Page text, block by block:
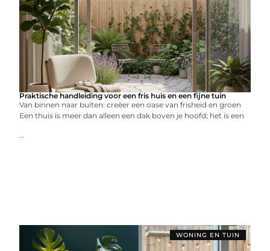
Praktische handleiding voor een fris huis en een fijne tuin
Van binnen naar buiten: creëer een oase van frisheid en groen
Een thuis is meer dan alleen een dak boven je hoofd; het is een
...
WONING EN TUIN